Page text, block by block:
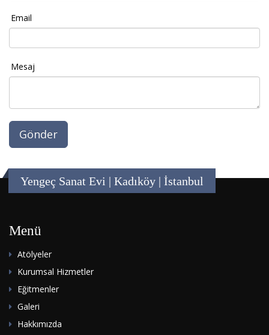
Email
Mesaj
Yengeç Sanat Evi | Kadıköy | İstanbul
Menü
Atölyeler
Kurumsal Hizmetler
Eğitmenler
Galeri
Hakkımızda